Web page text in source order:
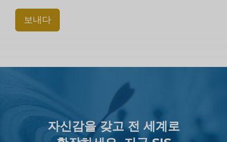
보내다
자신감을 갖고 전 세계로